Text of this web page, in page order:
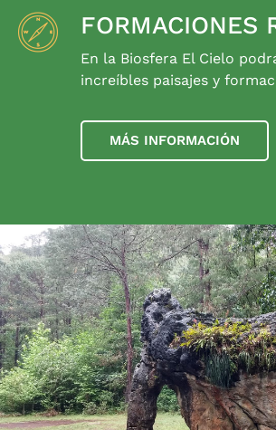
FORMACIONES
En la Biosfera El Cielo
increíbles paisajes y
MÁS INFORMACIÓN